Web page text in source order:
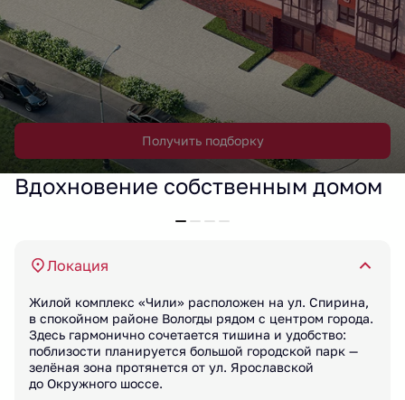
Получить подборку
Вдохновение собственным домом
Локация
Жилой комплекс «Чили» расположен на ул. Спирина,
в спокойном районе Вологды рядом с центром города.
Здесь гармонично сочетается тишина и удобство:
поблизости планируется большой городской парк —
зелёная зона протянется от ул. Ярославской
до Окружного шоссе.